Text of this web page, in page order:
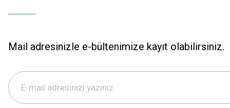
Mail adresinizle e-bültenimize kayıt olabilirsiniz.